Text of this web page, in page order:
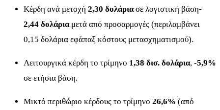
Κέρδη ανά μετοχή 2,30 δολάριασε λογιστική βάση-
2,44 δολάριαμετά από προσαρμογές (περιλαμβάνει
0,15 δολάρια εφάπαξ κόστους μετασχηματισμού).
Λειτουργικά κέρδη το τρίμηνο 1,38 δισ. δολάρια, -5,9%
σε ετήσια βάση.
Μικτό περιθώριο κέρδους το τρίμηνο 26,6% (από